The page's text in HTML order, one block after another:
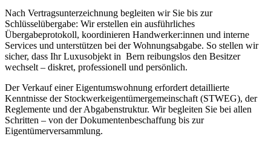
Nach Vertragsunterzeichnung begleiten wir Sie bis zur
Schlüsselübergabe: Wir erstellen ein ausführliches
Übergabeprotokoll, koordinieren Handwerker:innen und interne
Services und unterstützen bei der Wohnungsabgabe. So stellen wir
sicher, dass Ihr Luxusobjekt in Bern reibungslos den Besitzer
wechselt – diskret, professionell und persönlich.
Der Verkauf einer Eigentumswohnung erfordert detaillierte
Kenntnisse der Stockwerkeigentümergemeinschaft (STWEG), der
Reglemente und der Abgabenstruktur. Wir begleiten Sie bei allen
Schritten – von der Dokumentenbeschaffung bis zur
Eigentümerversammlung.